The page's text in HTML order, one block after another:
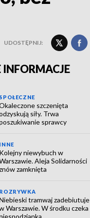
UDOSTĘPNIJ:
SPOŁECZNE
szczenięta
siły. Trwa
sprawcy
INNE
Kolejny niewybuch w
Aleja Solidarności
zamknięta
ROZRYWKA
tramwaj zadebiutuje
Warszawie. W środku czeka